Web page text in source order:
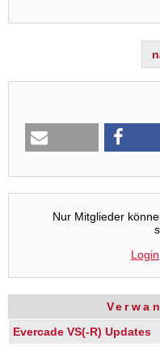
Nur Mitglieder
Login
Evercade VS(-R) Updates